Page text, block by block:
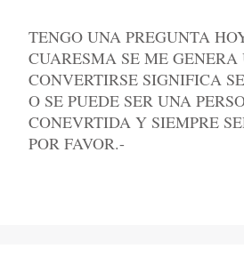
TENGO UNA PREGUNTA
CUARESMA SE ME
CONVERTIRSE SIGNIFICA
O SE PUEDE SER UNA
CONEVRTIDA Y SIEMPRE
POR FAVOR.-